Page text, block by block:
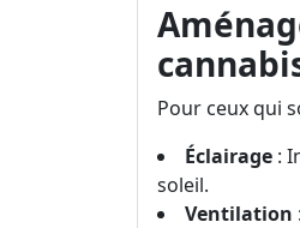
Pour ceux qui
Éclairage :
soleil.
Ventilation